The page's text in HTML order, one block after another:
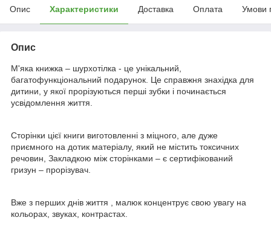
Опис Характеристики Доставка Оплата Умови
Опис
М'яка книжка – шурхотілка - це унікальний,
багатофункціональний подарунок. Це справжня знахідка для
дитини, у якої прорізуються перші зубки і починається
усвідомлення життя.
Сторінки цієї книги виготовленні з міцного, але дуже
приємного на дотик матеріалу, який не містить токсичних
речовин, Закладкою між сторінками – є сертифікований
гризун – прорізувач.
Вже з перших днів життя , малюк концентрує свою увагу на
кольорах, звуках, контрастах.